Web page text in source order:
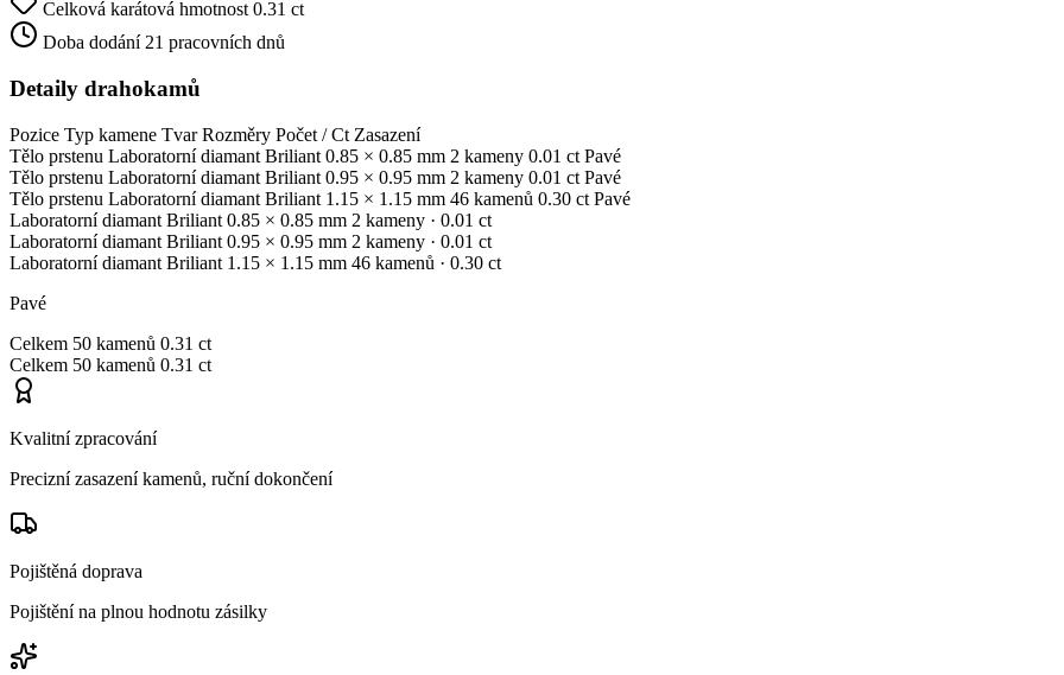
Celková karátová hmotnost 0.31 ct
Doba dodání 21 pracovních dnů
Detaily drahokamů
Pozice Typ kamene Tvar Rozměry Počet / Ct Zasazení
Tělo prstenu Laboratorní diamant Briliant 0.85 × 0.85 mm 2 kameny 0.01 ct Pavé
Tělo prstenu Laboratorní diamant Briliant 0.95 × 0.95 mm 2 kameny 0.01 ct Pavé
Tělo prstenu Laboratorní diamant Briliant 1.15 × 1.15 mm 46 kamenů 0.30 ct Pavé
Laboratorní diamant Briliant 0.85 × 0.85 mm 2 kameny · 0.01 ct
Laboratorní diamant Briliant 0.95 × 0.95 mm 2 kameny · 0.01 ct
Laboratorní diamant Briliant 1.15 × 1.15 mm 46 kamenů · 0.30 ct
Pavé
Celkem 50 kamenů 0.31 ct
Celkem 50 kamenů 0.31 ct
Kvalitní zpracování
Precizní zasazení kamenů, ruční dokončení
Pojištěná doprava
Pojištění na plnou hodnotu zásilky